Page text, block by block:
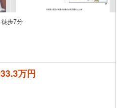
歩7分
万円